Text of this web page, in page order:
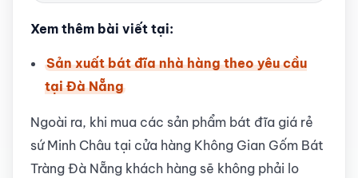
Xem thêm bài viết tại:
Sản xuất bát đĩa nhà hàng theo yêu cầu
tại Đà Nẵng
Ngoài ra, khi mua các sản phẩm bát đĩa giá rẻ
sứ Minh Châu tại cửa hàng Không Gian Gốm Bát
Tràng Đà Nẵng khách hàng sẽ không phải lo